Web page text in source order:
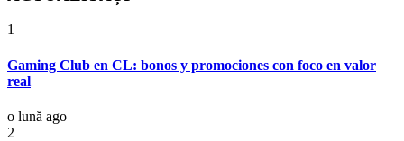
1
Gaming Club en CL: bonos y promociones con foco en valor
real
o lună ago
2